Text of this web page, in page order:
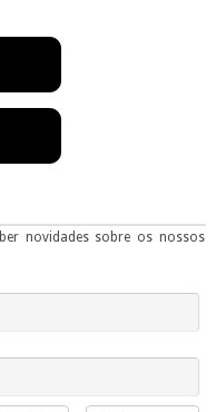
novidades sobre os nossos